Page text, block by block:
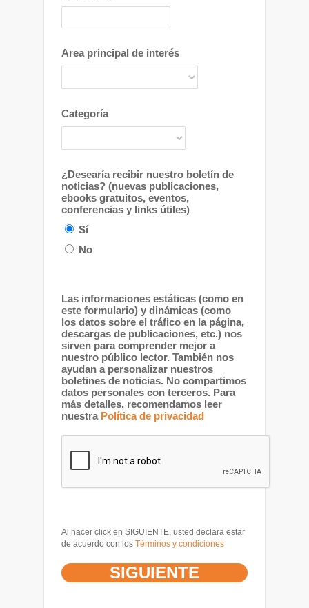
Area principal de interés
Categoría
¿Desearía recibir nuestro boletín de
noticias? (nuevas publicaciones,
ebooks gratuitos, eventos,
conferencias y links útiles)
Sí
No
Las informaciones estáticas (como en
este formulario) y dinámicas (como
los datos sobre el tráfico en la página,
descargas de publicaciones, etc.) nos
sirven para comprender mejor a
nuestro público lector. También nos
ayudan a personalizar nuestros
boletines de noticias. No compartimos
datos personales con terceros. Para
más detalles, recomendamos leer
nuestra Política de privacidad
Al hacer click en SIGUIENTE, usted declara estar
de acuerdo con los Términos y condiciones